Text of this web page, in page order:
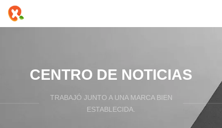
CENTRO DE NOTICIAS
TRABAJÓ JUNTO A UNA MARCA BIEN
ESTABLECIDA.